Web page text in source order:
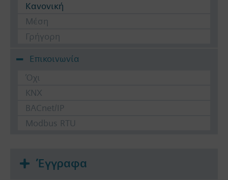
Κανονική
Μέση
Γρήγορη
Επικοινωνία
Όχι
KNX
BACnet/IP
Modbus RTU
Έγγραφα